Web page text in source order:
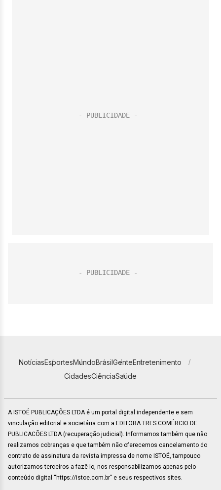
NotíciasEsportesMundoBrasilGenteEntretenimento
CidadesCiênciaSaúde
A ISTOÉ PUBLICAÇÕES LTDA é um portal digital independente e sem
vinculação editorial e societária com a EDITORA TRES COMÉRCIO DE
PUBLICACÕES LTDA (recuperação judicial). Informamos também que não
realizamos cobranças e que também não oferecemos cancelamento do
contrato de assinatura da revista impressa de nome ISTOÉ, tampouco
autorizamos terceiros a fazê-lo, nos responsabilizamos apenas pelo
conteúdo digital “https://istoe.com.br” e seus respectivos sites.